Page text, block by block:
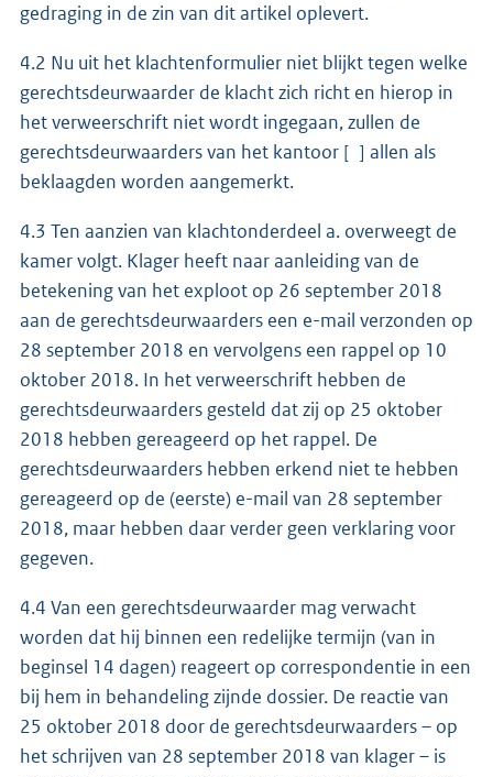
gedraging in de zin van dit artikel oplevert.
4.2 Nu uit het klachtenformulier niet blijkt tegen welke
gerechtsdeurwaarder de klacht zich richt en hierop in
het verweerschrift niet wordt ingegaan, zullen de
gerechtsdeurwaarders van het kantoor [ ] allen als
beklaagden worden aangemerkt.
4.3 Ten aanzien van klachtonderdeel a. overweegt de
kamer volgt. Klager heeft naar aanleiding van de
betekening van het exploot op 26 september 2018
aan de gerechtsdeurwaarders een e-mail verzonden op
28 september 2018 en vervolgens een rappel op 10
oktober 2018. In het verweerschrift hebben de
gerechtsdeurwaarders gesteld dat zij op 25 oktober
2018 hebben gereageerd op het rappel. De
gerechtsdeurwaarders hebben erkend niet te hebben
gereageerd op de (eerste) e-mail van 28 september
2018, maar hebben daar verder geen verklaring voor
gegeven.
4.4 Van een gerechtsdeurwaarder mag verwacht
worden dat hij binnen een redelijke termijn (van in
beginsel 14 dagen) reageert op correspondentie in een
bij hem in behandeling zijnde dossier. De reactie van
25 oktober 2018 door de gerechtsdeurwaarders – op
het schrijven van 28 september 2018 van klager – is